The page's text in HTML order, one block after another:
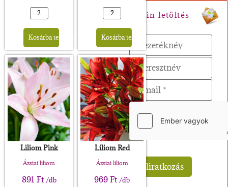
Magazin letöltés
Kosárba teszem
Alternative:
Kosárba teszem
Liliom Pink
Ázsiai liliom
891 Ft /db
Liliom Red
Ázsiai liliom
969Ft /db